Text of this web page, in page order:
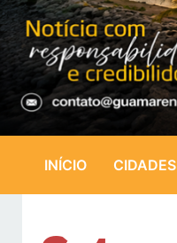
INÍCIO CIDADES